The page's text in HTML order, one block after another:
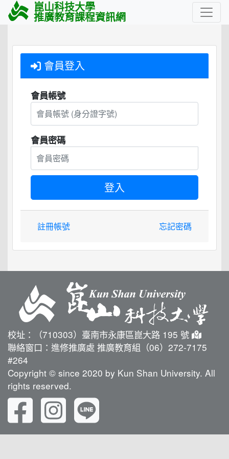
崑山科技大學
推廣教育課程資訊網
會員登入
會員帳號
會員密碼
註冊帳號 忘記密碼
校址：（710303）臺南市永康區崑大路 195 號
聯絡窗口：進修推廣處 推廣教育組（06）272-7175
#264
Copyright © since 2020 by Kun Shan University. All
rights reserved.